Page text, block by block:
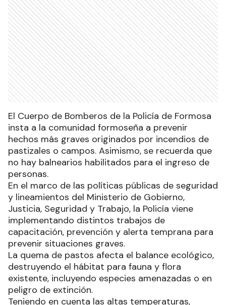
El Cuerpo de Bomberos de la Policía de Formosa
insta a la comunidad formoseña a prevenir
hechos más graves originados por incendios de
pastizales o campos. Asimismo, se recuerda que
no hay balnearios habilitados para el ingreso de
personas.
En el marco de las políticas públicas de seguridad
y lineamientos del Ministerio de Gobierno,
Justicia, Seguridad y Trabajo, la Policía viene
implementando distintos trabajos de
capacitación, prevención y alerta temprana para
prevenir situaciones graves.
La quema de pastos afecta el balance ecológico,
destruyendo el hábitat para fauna y flora
existente, incluyendo especies amenazadas o en
peligro de extinción.
Teniendo en cuenta las altas temperaturas,